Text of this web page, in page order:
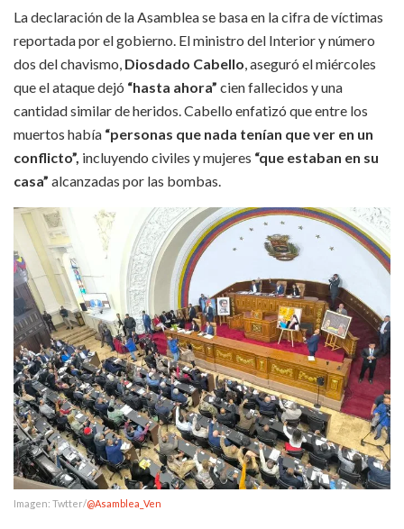
La declaración de la Asamblea se basa en la cifra de víctimas
reportada por el gobierno. El ministro del Interior y número
dos del chavismo, Diosdado Cabello, aseguró el miércoles
que el ataque dejó “hasta ahora” cien fallecidos y una
cantidad similar de heridos. Cabello enfatizó que entre los
muertos había “personas que nada tenían que ver en un
conflicto”, incluyendo civiles y mujeres “que estaban en su
casa” alcanzadas por las bombas.
Imagen: Twtter/@Asamblea_Ven